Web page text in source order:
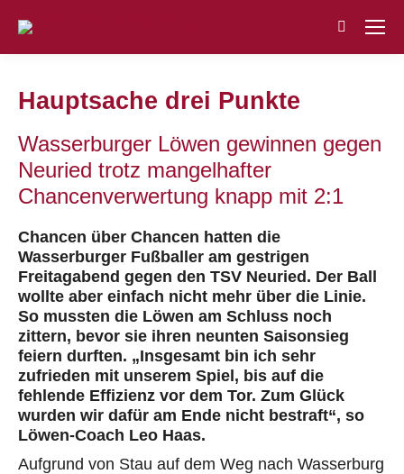
Search:
Hauptsache drei Punkte
Wasserburger Löwen gewinnen gegen
Neuried trotz mangelhafter
Chancenverwertung knapp mit 2:1
Chancen über Chancen hatten die
Wasserburger Fußballer am gestrigen
Freitagabend gegen den TSV Neuried. Der Ball
wollte aber einfach nicht mehr über die Linie.
So mussten die Löwen am Schluss noch
zittern, bevor sie ihren neunten Saisonsieg
feiern durften. „Insgesamt bin ich sehr
zufrieden mit unserem Spiel, bis auf die
fehlende Effizienz vor dem Tor. Zum Glück
wurden wir dafür am Ende nicht bestraft“, so
Löwen-Coach Leo Haas.
Aufgrund von Stau auf dem Weg nach Wasserburg